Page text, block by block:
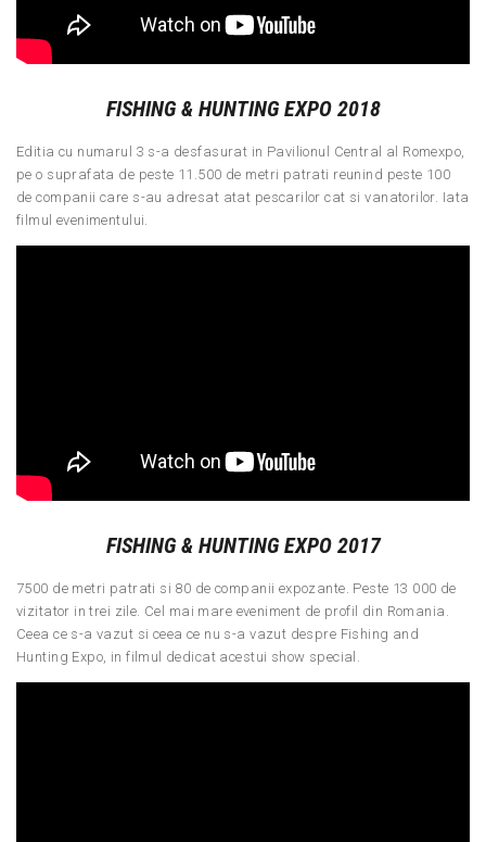
FISHING & HUNTING EXPO 2018
Editia cu numarul 3 s-a desfasurat in Pavilionul Central al Romexpo,
pe o suprafata de peste 11.500 de metri patrati reunind peste 100
de companii care s-au adresat atat pescarilor cat si vanatorilor. Iata
filmul evenimentului.
FISHING & HUNTING EXPO 2017
7500 de metri patrati si 80 de companii expozante. Peste 13 000 de
vizitator in trei zile. Cel mai mare eveniment de profil din Romania.
Ceea ce s-a vazut si ceea ce nu s-a vazut despre Fishing and
Hunting Expo, in filmul dedicat acestui show special.